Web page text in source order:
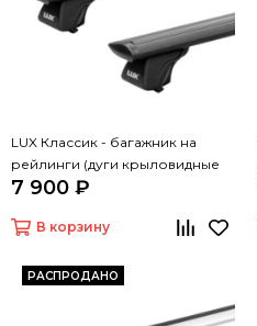
LUX Классик - багажник на
рейлинги (дуги крыловидные
черные, 1,2м)
7 900 ₽
В корзину
РАСПРОДАНО